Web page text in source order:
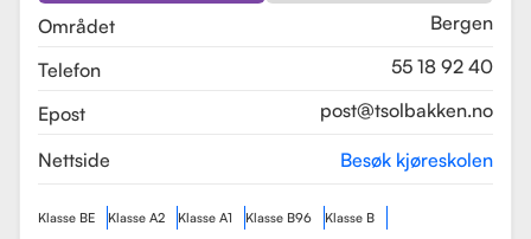
Området
Bergen
Telefon
55 18 92 40
Epost
post@tsolbakken.no
Nettside Besøk kjøreskolen
Klasse BE Klasse A2 Klasse A1 Klasse B96 Klasse B